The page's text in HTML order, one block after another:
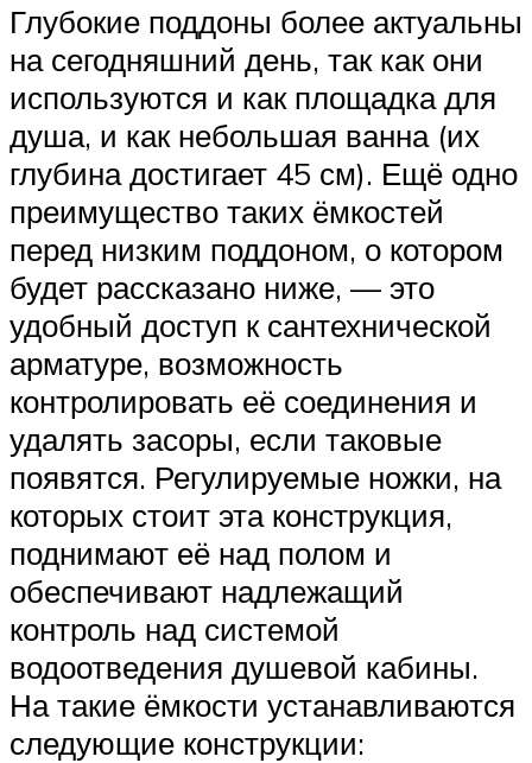
Глубокие поддоны более актуальны
на сегодняшний день, так как они
используются и как площадка для
душа, и как небольшая ванна (их
глубина достигает 45 см). Ещё одно
преимущество таких ёмкостей
перед низким поддоном, о котором
будет рассказано ниже, — это
удобный доступ к сантехнической
арматуре, возможность
контролировать её соединения и
удалять засоры, если таковые
появятся. Регулируемые ножки, на
которых стоит эта конструкция,
поднимают её над полом и
обеспечивают надлежащий
контроль над системой
водоотведения душевой кабины.
На такие ёмкости устанавливаются
следующие конструкции: